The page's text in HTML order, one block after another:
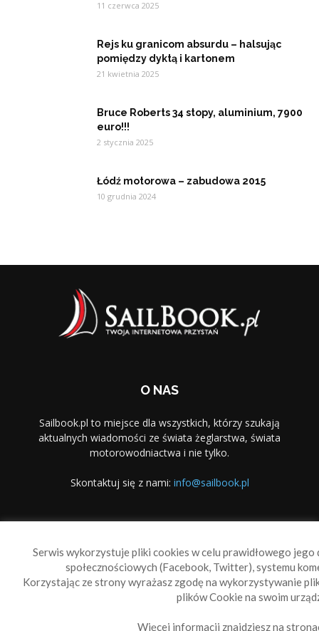
11 czerwca 2025
Rejs ku granicom absurdu – halsując
pomiędzy dyktą i kartonem
21 kwietnia 2025
Bruce Roberts 34 stopy, aluminium, 7900
euro!!!
2 stycznia 2025
Łódź motorowa – zabudowa 2015
10 grudnia 2024
O NAS
Sailbook.pl to miejsce dla wszystkich, którzy szukają
aktualnych wiadomości ze świata żeglarstwa, świata
motorowodniactwa i nie tylko.
Skontaktuj się z nami: info@sailbook.pl
Serwis wykorzystuje pliki cookies w celu prawidłowego
społecznościowych (Facebook, Twitter), systemu
Korzystając ze strony wyrażasz zgodę na wykorzystywanie
plików Cookie na swoim
Więcej informacji znajdziesz na